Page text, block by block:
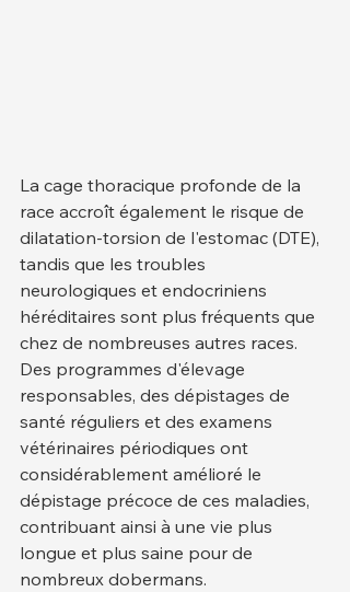
La cage thoracique profonde de la
race accroît également le risque de
dilatation-torsion de l'estomac (DTE),
tandis que les troubles
neurologiques et endocriniens
héréditaires sont plus fréquents que
chez de nombreuses autres races.
Des programmes d'élevage
responsables, des dépistages de
santé réguliers et des examens
vétérinaires périodiques ont
considérablement amélioré le
dépistage précoce de ces maladies,
contribuant ainsi à une vie plus
longue et plus saine pour de
nombreux dobermans.